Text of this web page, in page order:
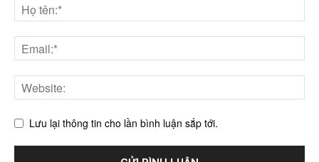
Lưu lại thông tin cho lần bình luận sắp tới.